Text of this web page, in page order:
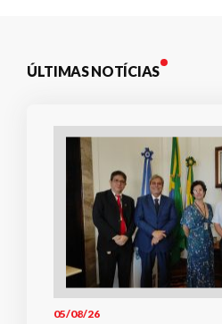
ÚLTIMAS NOTÍCIAS
05/08/26